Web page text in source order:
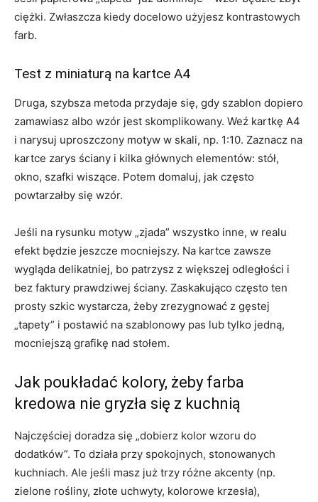
ciężki. Zwłaszcza kiedy docelowo użyjesz kontrastowych
farb.
Test z miniaturą na kartce A4
Druga, szybsza metoda przydaje się, gdy szablon dopiero
zamawiasz albo wzór jest skomplikowany. Weź kartkę A4
i narysuj uproszczony motyw w skali, np. 1:10. Zaznacz na
kartce zarys ściany i kilka głównych elementów: stół,
okno, szafki wiszące. Potem domaluj, jak często
powtarzałby się wzór.
Jeśli na rysunku motyw „zjada” wszystko inne, w realu
efekt będzie jeszcze mocniejszy. Na kartce zawsze
wygląda delikatniej, bo patrzysz z większej odległości i
bez faktury prawdziwej ściany. Zaskakująco często ten
prosty szkic wystarcza, żeby zrezygnować z gęstej
„tapety” i postawić na szablonowy pas lub tylko jedną,
mocniejszą grafikę nad stołem.
Jak poukładać kolory, żeby farba
kredowa nie gryzła się z kuchnią
Najczęściej doradza się „dobierz kolor wzoru do
dodatków”. To działa przy spokojnych, stonowanych
kuchniach. Ale jeśli masz już trzy różne akcenty (np.
zielone rośliny, złote uchwyty, kolorowe krzesła),